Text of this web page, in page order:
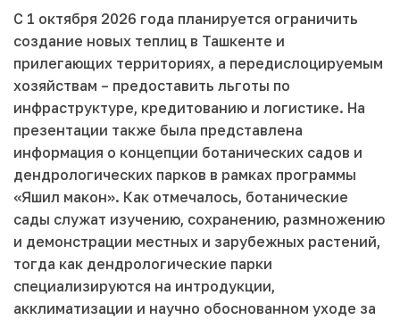
С 1 октября 2026 года планируется ограничить
создание новых теплиц в Ташкенте и
прилегающих территориях, а передислоцируемым
хозяйствам – предоставить льготы по
инфраструктуре, кредитованию и логистике. На
презентации также была представлена
информация о концепции ботанических садов и
дендрологических парков в рамках программы
«Яшил макон». Как отмечалось, ботанические
сады служат изучению, сохранению, размножению
и демонстрации местных и зарубежных растений,
тогда как дендрологические парки
специализируются на интродукции,
акклиматизации и научно обоснованном уходе за